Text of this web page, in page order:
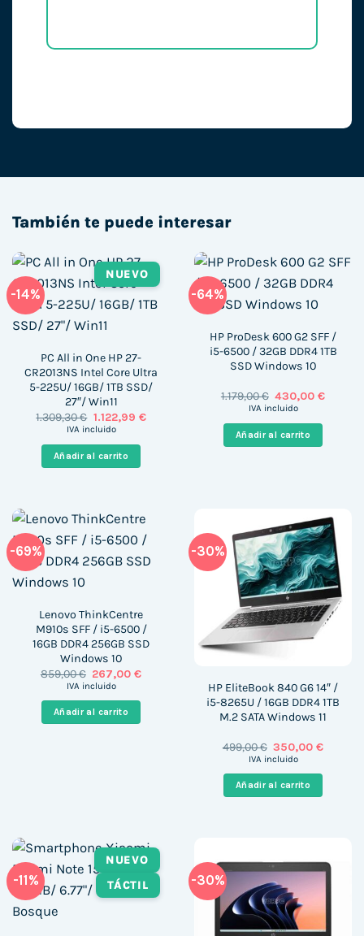
También te puede interesar
-14%
NUEVO
PC All in One HP 27-
CR2013NS Intel Core Ultra
5-225U/ 16GB/ 1TB SSD/
27″/ Win11
1.309,30€ El
precio
era:
1.309,30 €.
1.122,99 €El
IVA incluido
Añadir al carrito
-64%
HP ProDesk 600 G2 SFF /
i5-6500 / 32GB DDR4 1TB
SSD Windows 10
1.179,00€ El
precio
era:
1.179,00 €.
430,00€El
IVA incluido
Añadir al carrito
-69%
Lenovo ThinkCentre
M910s SFF / i5-6500 /
16GB DDR4 256GB SSD
Windows 10
859,00€ El
precio
era:
859,00 €.
267,00€El
IVA incluido
Añadir al carrito
-30%
HP EliteBook 840 G6 14″ /
i5-8265U / 16GB DDR4 1TB
M.2 SATA Windows 11
499,00€ El
precio
era:
499,00 €.
350,00€El
IVA incluido
Añadir al carrito
-11%
NUEVO
TÁCTIL
-30%